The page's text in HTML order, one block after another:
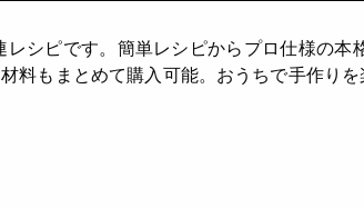
シピです。簡単レシピからプロ仕様の
料もまとめて購入可能。おうちで手作りを